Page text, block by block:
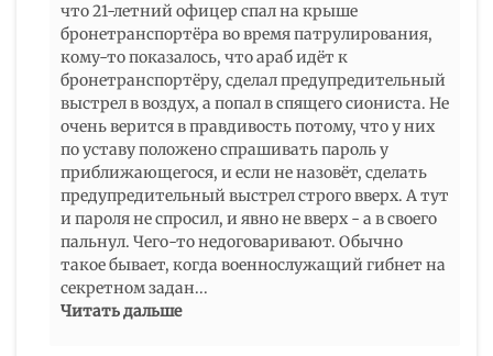
что 21-летний офицер спал на крыше
бронетранспортёра во время патрулирования,
кому-то показалось, что араб идёт к
бронетранспортёру, сделал предупредительный
выстрел в воздух, а попал в спящего сиониста. Не
очень верится в правдивость потому, что у них
по уставу положено спрашивать пароль у
приближающегося, и если не назовёт, сделать
предупредительный выстрел строго вверх. А тут
и пароля не спросил, и явно не вверх - а в своего
пальнул. Чего-то недоговаривают. Обычно
такое бывает, когда военнослужащий гибнет на
секретном задан...
Читать дальше